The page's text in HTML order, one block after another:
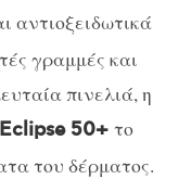
αντιοξειδωτικά
γραμμές και
πινελιά, η
Eclipse50+ το
του δέρματος.